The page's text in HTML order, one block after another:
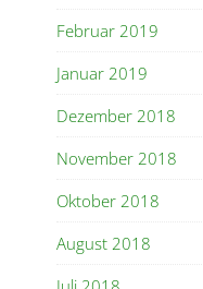
Februar 2019
Januar 2019
Dezember 2018
November 2018
Oktober 2018
August 2018